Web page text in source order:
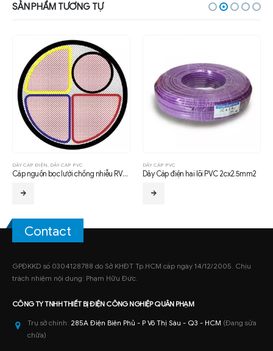
SẢN PHẨM TƯƠNG TỰ
DÂY CÁP ĐIỆN DÂY CÁP PVC
Cáp nguồn bọc lưới chống nhiễu RVVP 3×50 + 1x25mm2
DÂY CÁP PVC
Dây Cáp điện hai lõi PVC 2cx2.5mm2
Contact
GPĐKKD số 0304128788 do Sở KHĐT Tp.HCM cấp ngày 14/12/2005. Chịu
trách nhiệm nội dung: Phạm Hữu Đức.
CÔNG TY TNHHTHIẾT BỊ ĐIỆN CÔNG NGHIỆPQUÂN PHẠM
Trụ sở chính: 285A Điện Biên Phủ - P Võ Thị Sáu - Q3 - HCM (Đang sửa
chữa)